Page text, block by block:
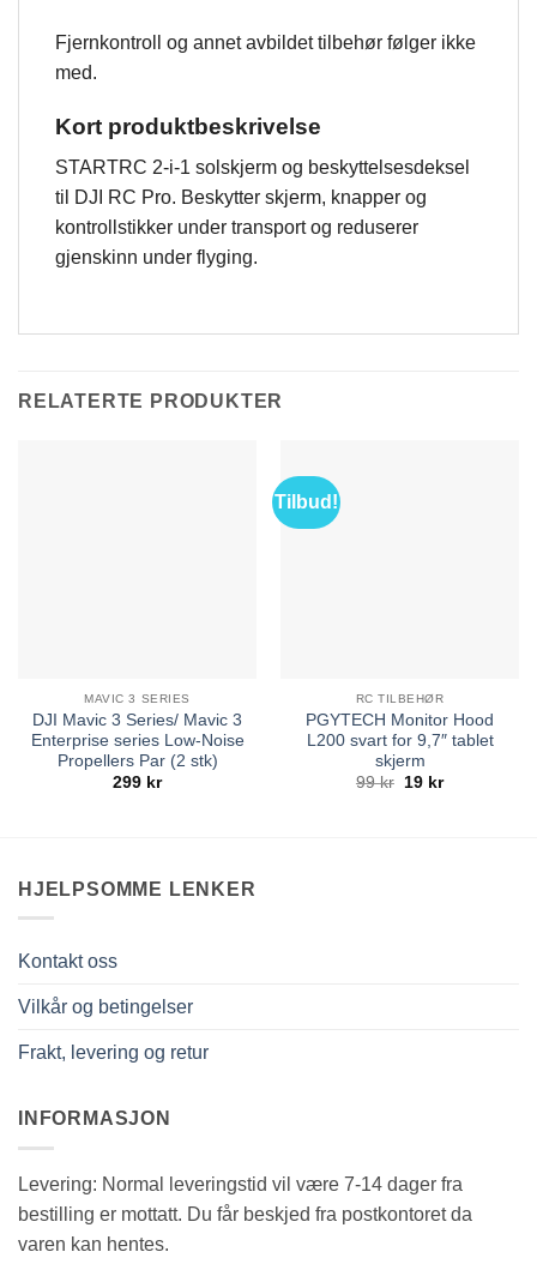
Fjernkontroll og annet avbildet tilbehør følger ikke
med.
Kort produktbeskrivelse
STARTRC 2-i-1 solskjerm og beskyttelsesdeksel
til DJI RC Pro. Beskytter skjerm, knapper og
kontrollstikker under transport og reduserer
gjenskinn under flyging.
RELATERTE PRODUKTER
MAVIC 3 SERIES
DJI Mavic 3 Series/ Mavic 3
Enterprise series Low-Noise
Propellers Par (2 stk)
299 kr
Tilbud!
RC TILBEHØR
PGYTECH Monitor Hood
L200 svart for 9,7″ tablet
skjerm
99kr
Opprinnelig
19 krNåværende
HJELPSOMME LENKER
Kontakt oss
Vilkår og betingelser
Frakt, levering og retur
INFORMASJON
Levering: Normal leveringstid vil være 7-14 dager fra
bestilling er mottatt. Du får beskjed fra postkontoret da
varen kan hentes.